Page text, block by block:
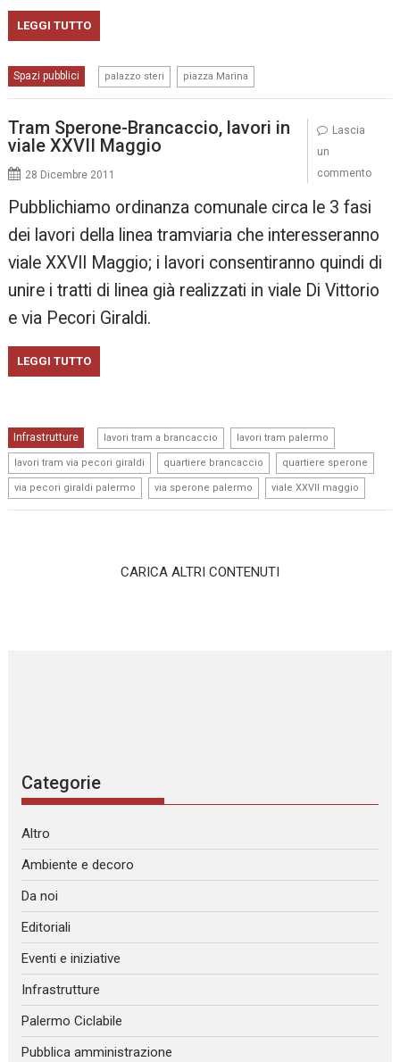
LEGGI TUTTO
Spazi pubblici palazzo steri piazza Marina
Tram Sperone-Brancaccio, lavori in
viale XXVII Maggio
28 Dicembre 2011
Pubblichiamo ordinanza comunale circa le 3 fasi
dei lavori della linea tramviaria che interesseranno
viale XXVII Maggio; i lavori consentiranno quindi di
unire i tratti di linea già realizzati in viale Di Vittorio
e via Pecori Giraldi.
LEGGI TUTTO
Infrastrutture lavori tram a brancaccio lavori tram palermo
lavori tram via pecori giraldi quartiere brancaccio quartiere sperone
via pecori giraldi palermo via sperone palermo viale XXVII maggio
Lascia
un
commento
CARICA ALTRI CONTENUTI
Categorie
Altro
Ambiente e decoro
Da noi
Editoriali
Eventi e iniziative
Infrastrutture
Palermo Ciclabile
Pubblica amministrazione